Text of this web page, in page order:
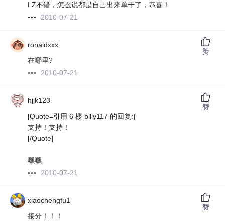
LZ不错，怎么说都是自己出来单干了，恭喜！
2010-07-21
ronaldxxx
在哪里?
2010-07-21
赞
hjjk123
[Quote=引用 6 楼 blliy117 的回复:]
支持！支持！
[/Quote]
嘿嘿
2010-07-21
赞
xiaochengfu1
接分！！！
赞